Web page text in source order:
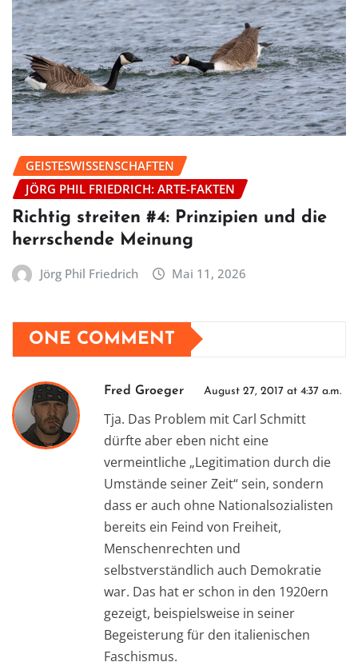
GEISTESWISSENSCHAFTEN
JÖRG PHIL FRIEDRICH: ARTE-FAKTEN
Richtig streiten #4: Prinzipien und die
herrschende Meinung
Jörg Phil Friedrich Mai 11, 2026
ONE COMMENT
Fred Groeger August 27, 2017 at 4:37 a.m.
Tja. Das Problem mit Carl Schmitt
dürfte aber eben nicht eine
vermeintliche „Legitimation durch die
Umstände seiner Zeit“ sein, sondern
dass er auch ohne Nationalsozialisten
bereits ein Feind von Freiheit,
Menschenrechten und
selbstverständlich auch Demokratie
war. Das hat er schon in den 1920ern
gezeigt, beispielsweise in seiner
Begeisterung für den italienischen
Faschismus.